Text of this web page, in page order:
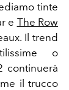
tinte
e The Row
Il trend
o
continuerà
il trucco